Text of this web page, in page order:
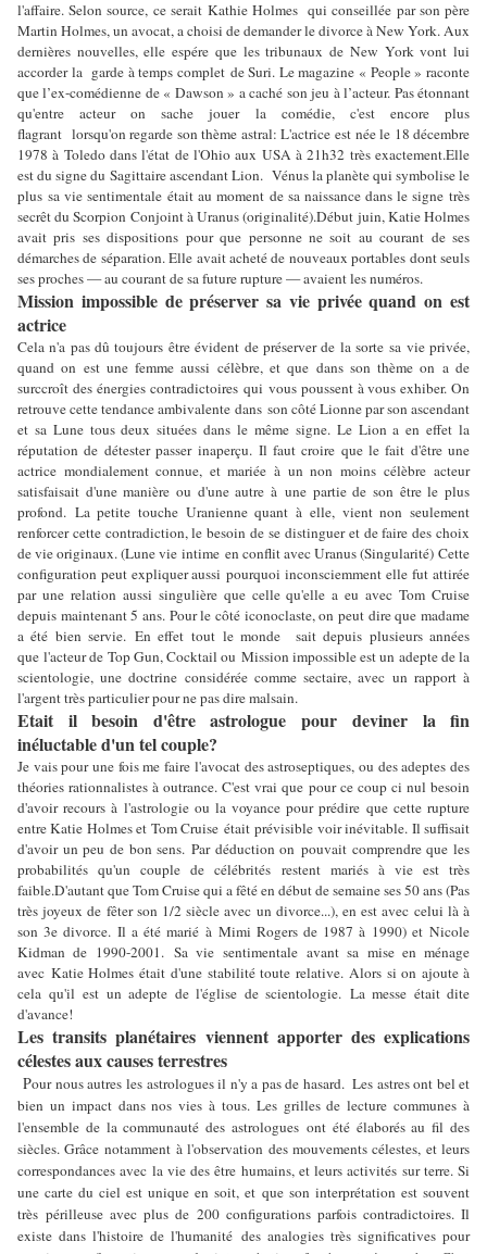
l'affaire. Selon source, ce serait Kathie Holmes qui conseillée par son père
Martin Holmes, un avocat, a choisi de demander le divorce à New York. Aux
dernières nouvelles, elle espére que les tribunaux de New York vont lui
accorder la garde à temps complet de Suri. Le magazine « People » raconte
que l’ex-comédienne de « Dawson » a caché son jeu à l’acteur. Pas étonnant
qu'entre acteur on sache jouer la comédie, c'est encore plus
flagrant lorsqu'on regarde son thème astral: L'actrice est née le 18 décembre
1978 à Toledo dans l'état de l'Ohio aux USA à 21h32 très exactement.Elle
est du signe du Sagittaire ascendant Lion. Vénus la planète qui symbolise le
plus sa vie sentimentale était au moment de sa naissance dans le signe très
secrêt du Scorpion Conjoint à Uranus (originalité).Début juin, Katie Holmes
avait pris ses dispositions pour que personne ne soit au courant de ses
démarches de séparation. Elle avait acheté de nouveaux portables dont seuls
ses proches — au courant de sa future rupture — avaient les numéros.
Mission impossible de préserver sa vie privée quand on est
actrice
Cela n'a pas dû toujours être évident de préserver de la sorte sa vie privée,
quand on est une femme aussi célèbre, et que dans son thème on a de
surccroît des énergies contradictoires qui vous poussent à vous exhiber. On
retrouve cette tendance ambivalente dans son côté Lionne par son ascendant
et sa Lune tous deux situées dans le même signe. Le Lion a en effet la
réputation de détester passer inaperçu. Il faut croire que le fait d'être une
actrice mondialement connue, et mariée à un non moins célèbre acteur
satisfaisait d'une manière ou d'une autre à une partie de son être le plus
profond. La petite touche Uranienne quant à elle, vient non seulement
renforcer cette contradiction, le besoin de se distinguer et de faire des choix
de vie originaux. (Lune vie intime en conflit avec Uranus (Singularité) Cette
configuration peut expliquer aussi pourquoi inconsciemment elle fut attirée
par une relation aussi singulière que celle qu'elle a eu avec Tom Cruise
depuis maintenant 5 ans. Pour le côté iconoclaste, on peut dire que madame
a été bien servie. En effet tout le monde sait depuis plusieurs années
que l'acteur de Top Gun, Cocktail ou Mission impossible est un adepte de la
scientologie, une doctrine considérée comme sectaire, avec un rapport à
l'argent très particulier pour ne pas dire malsain.
Etait il besoin d'être astrologue pour deviner la fin
inéluctable d'un tel couple?
Je vais pour une fois me faire l'avocat des astroseptiques, ou des adeptes des
théories rationnalistes à outrance. C'est vrai que pour ce coup ci nul besoin
d'avoir recours à l'astrologie ou la voyance pour prédire que cette rupture
entre Katie Holmes et Tom Cruise était prévisible voir inévitable. Il suffisait
d'avoir un peu de bon sens. Par déduction on pouvait comprendre que les
probabilités qu'un couple de célébrités restent mariés à vie est très
faible.D'autant que Tom Cruise qui a fêté en début de semaine ses 50 ans (Pas
très joyeux de fêter son 1/2 siècle avec un divorce...), en est avec celui là à
son 3e divorce. Il a été marié à Mimi Rogers de 1987 à 1990) et Nicole
Kidman de 1990-2001. Sa vie sentimentale avant sa mise en ménage
avec Katie Holmes était d'une stabilité toute relative. Alors si on ajoute à
cela qu'il est un adepte de l'église de scientologie. La messe était dite
d'avance!
Les transits planétaires viennent apporter des explications
célestes aux causes terrestres
Pour nous autres les astrologues il n'y a pas de hasard. Les astres ont bel et
bien un impact dans nos vies à tous. Les grilles de lecture communes à
l'ensemble de la communauté des astrologues ont été élaborés au fil des
siècles. Grâce notamment à l'observation des mouvements célestes, et leurs
correspondances avec la vie des être humains, et leurs activités sur terre. Si
une carte du ciel est unique en soit, et que son interprétation est souvent
très périlleuse avec plus de 200 configurations parfois contradictoires. Il
existe dans l'histoire de l'humanité des analogies très significatives pour